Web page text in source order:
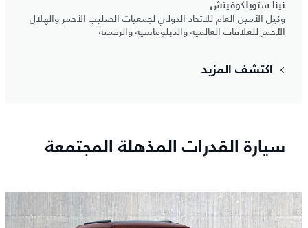
نينا ستويلكوفيتش
وكيل الأمين العام للاتحاد الدولي لجمعيات الصليب الأحمر والهلال
الأحمر للعلاقات العالمية والدبلوماسية والرقمنة
اكتشف المزيد
سيارة القدرات المذهلة المجتمعة